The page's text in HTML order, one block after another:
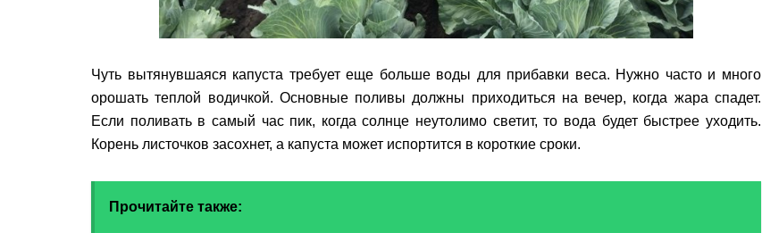
Чуть вытянувшаяся капуста требует еще больше воды для прибавки веса. Нужно часто и много
орошать теплой водичкой. Основные поливы должны приходиться на вечер, когда жара спадет.
Если поливать в самый час пик, когда солнце неутолимо светит, то вода будет быстрее уходить.
Корень листочков засохнет, а капуста может испортится в короткие сроки.
Прочитайте также: